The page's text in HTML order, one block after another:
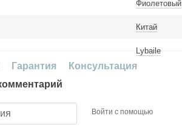
Фиолетовый
Китай
Lybaile
Гарантия
Консультация
Войти с помощью